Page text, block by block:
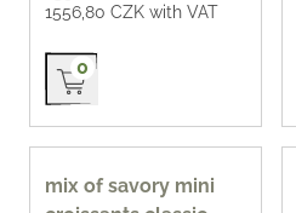
1556,80 CZK with VAT
Přidat do košíku
0
homemade 77 CZK /
mix of savory mini